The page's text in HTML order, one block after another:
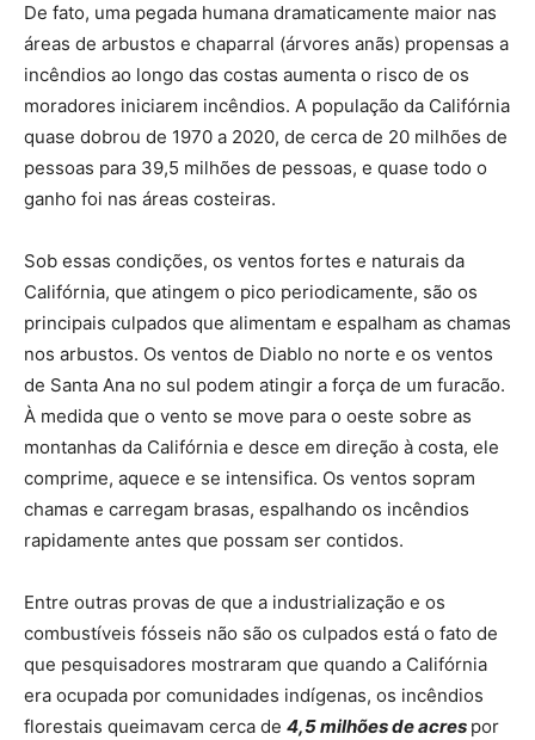
De fato, uma pegada humana dramaticamente maior nas
áreas de arbustos e chaparral (árvores anãs) propensas a
incêndios ao longo das costas aumenta o risco de os
moradores iniciarem incêndios. A população da Califórnia
quase dobrou de 1970 a 2020, de cerca de 20 milhões de
pessoas para 39,5 milhões de pessoas, e quase todo o
ganho foi nas áreas costeiras.
Sob essas condições, os ventos fortes e naturais da
Califórnia, que atingem o pico periodicamente, são os
principais culpados que alimentam e espalham as chamas
nos arbustos. Os ventos de Diablo no norte e os ventos
de Santa Ana no sul podem atingir a força de um furacão.
À medida que o vento se move para o oeste sobre as
montanhas da Califórnia e desce em direção à costa, ele
comprime, aquece e se intensifica. Os ventos sopram
chamas e carregam brasas, espalhando os incêndios
rapidamente antes que possam ser contidos.
Entre outras provas de que a industrialização e os
combustíveis fósseis não são os culpados está o fato de
que pesquisadores mostraram que quando a Califórnia
era ocupada por comunidades indígenas, os incêndios
florestais queimavam cerca de 4,5 milhões de acres por